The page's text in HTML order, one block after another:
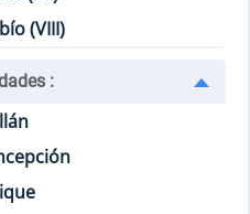
(VIII)
: